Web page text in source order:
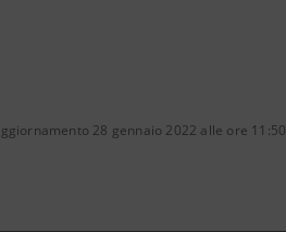
28 gennaio 2022 alle ore 11:50